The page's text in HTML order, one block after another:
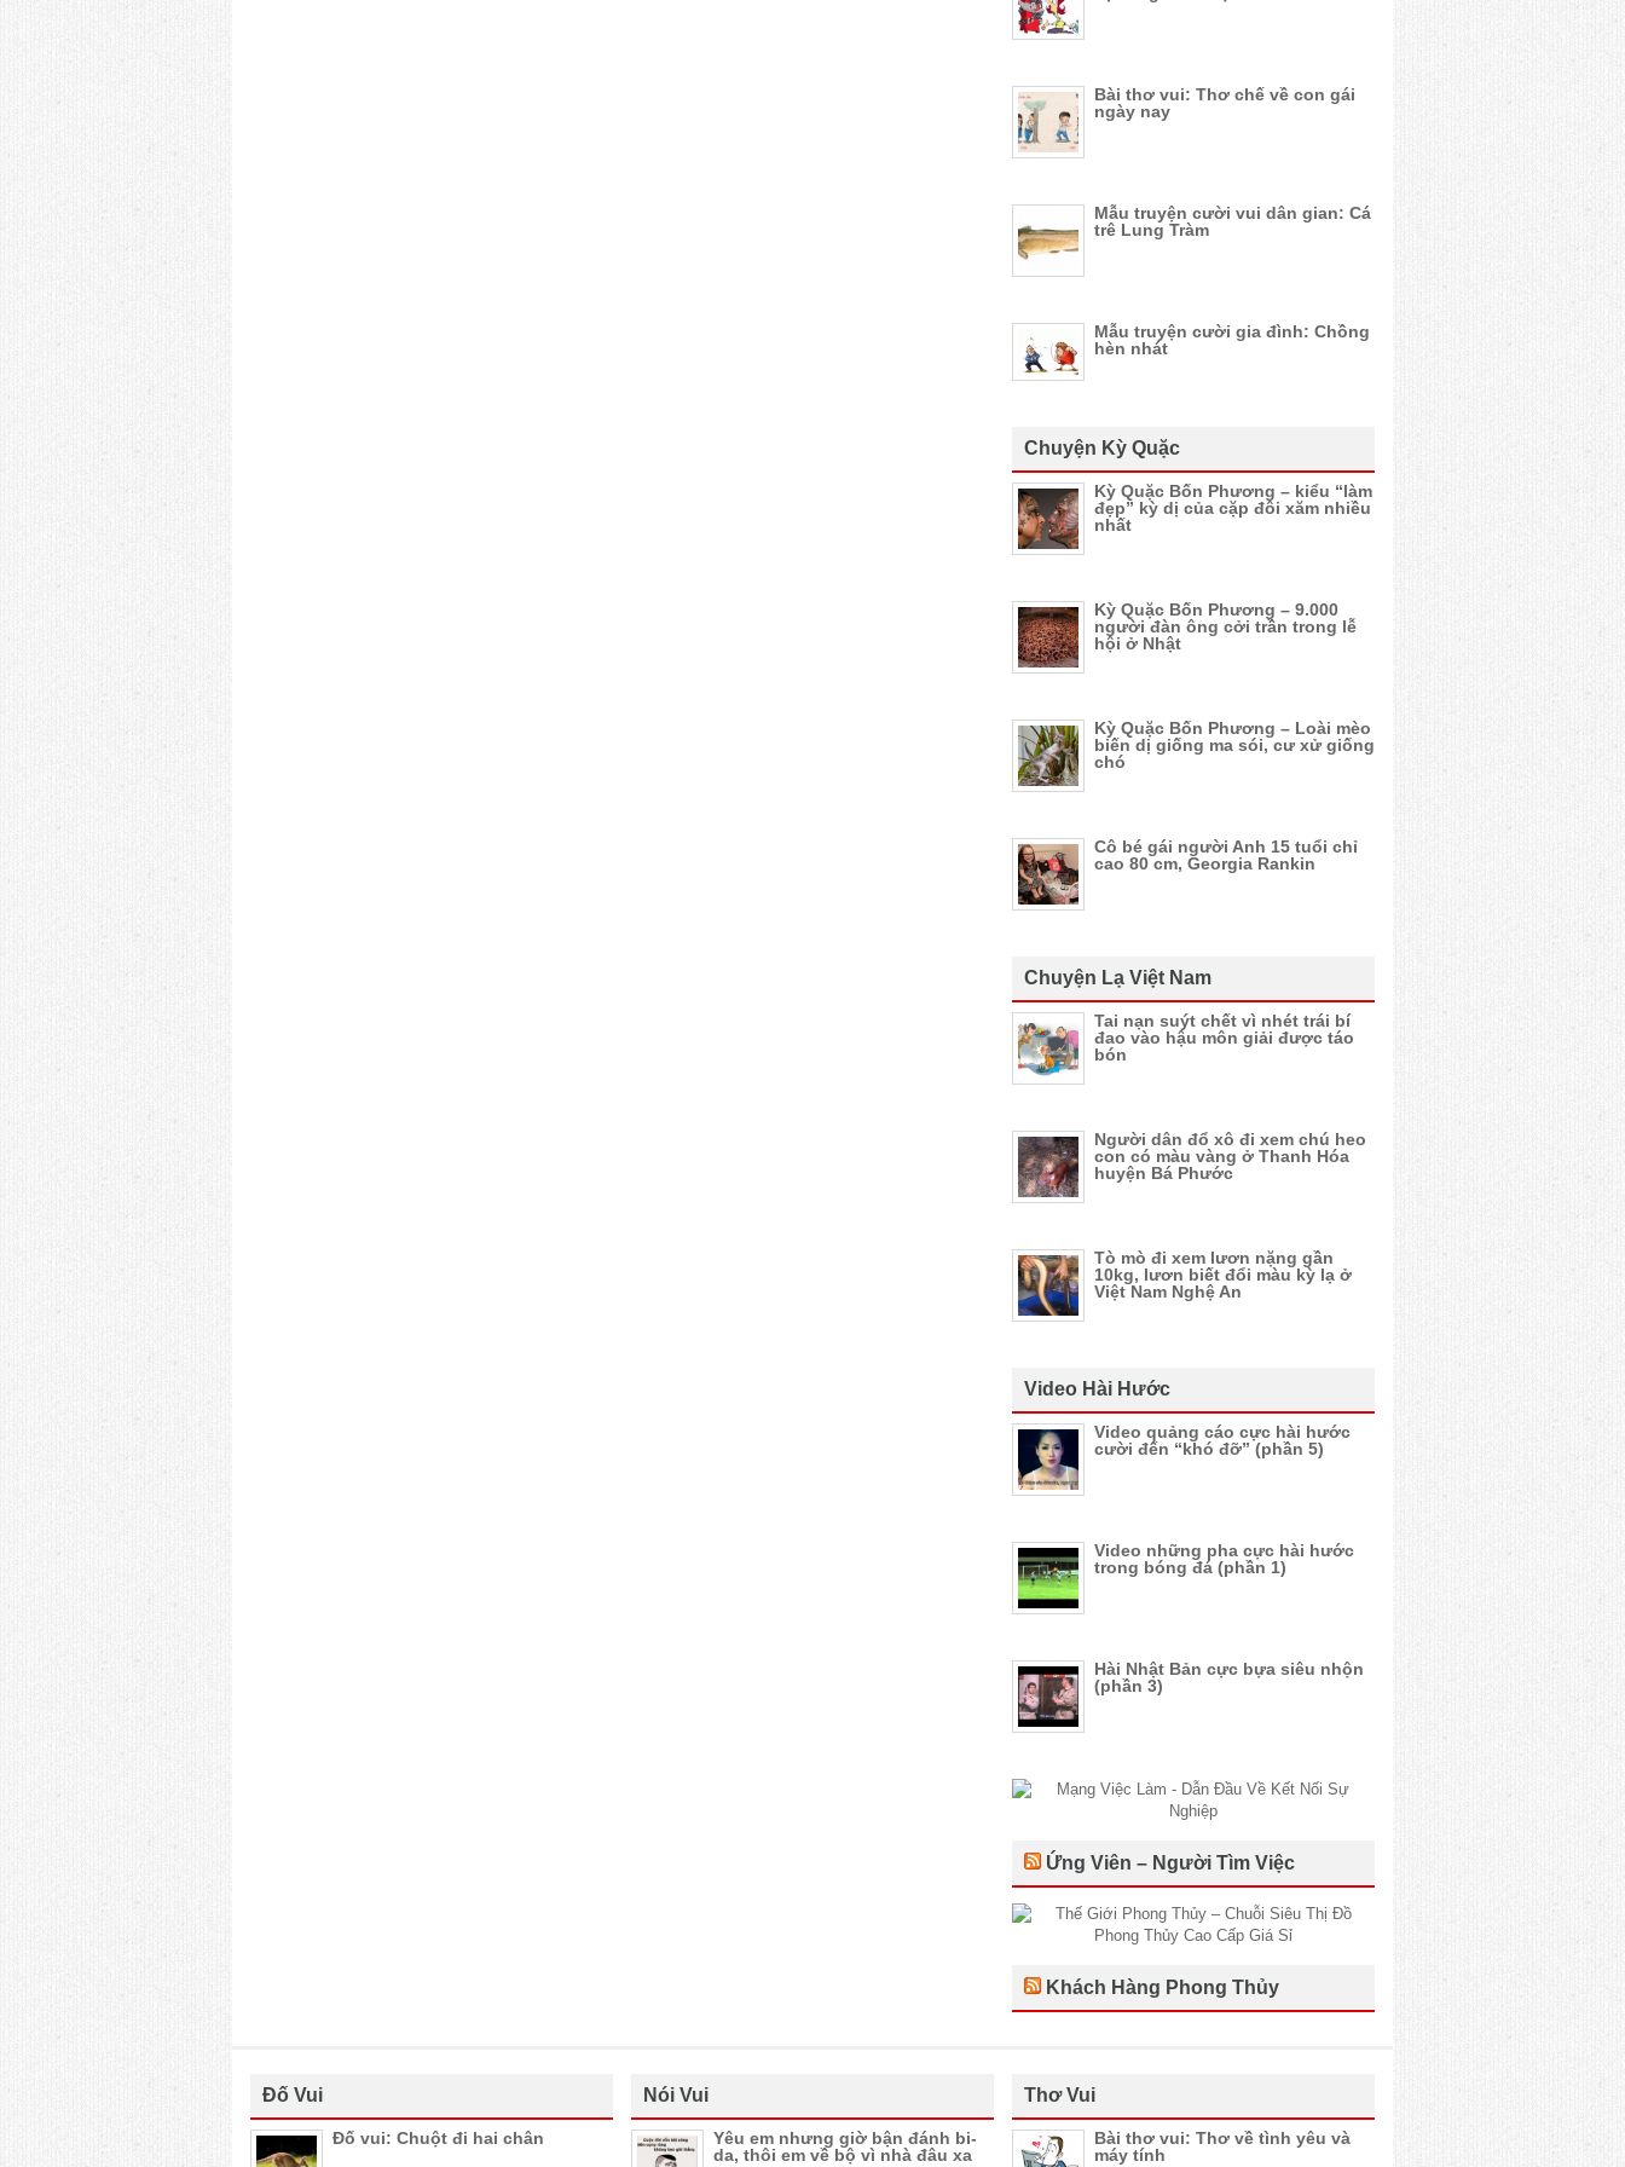
Bài thơ vui: Thơ chế về con gái
ngày nay
Mẫu truyện cười vui dân gian: Cá
trê Lung Tràm
Mẫu truyện cười gia đình: Chồng
hèn nhát
Chuyện Kỳ Quặc
Kỳ Quặc Bốn Phương – kiểu “làm
đẹp” kỳ dị của cặp đôi xăm nhiều
nhất
Kỳ Quặc Bốn Phương – 9.000
người đàn ông cởi trần trong lễ
hội ở Nhật
Kỳ Quặc Bốn Phương – Loài mèo
biến dị giống ma sói, cư xử giống
chó
Cô bé gái người Anh 15 tuổi chỉ
cao 80 cm, Georgia Rankin
Chuyện Lạ Việt Nam
Tai nạn suýt chết vì nhét trái bí
đao vào hậu môn giải được táo
bón
Người dân đổ xô đi xem chú heo
con có màu vàng ở Thanh Hóa
huyện Bá Phước
Tò mò đi xem lươn nặng gần
10kg, lươn biết đổi màu kỳ lạ ở
Việt Nam Nghệ An
Video Hài Hước
Video quảng cáo cực hài hước
cười đến “khó đỡ” (phần 5)
Video những pha cực hài hước
trong bóng đá (phần 1)
Hài Nhật Bản cực bựa siêu nhộn
(phần 3)
Ứng Viên – Người Tìm Việc
Khách Hàng Phong Thủy
Đố Vui
Đố vui: Chuột đi hai chân
Nói Vui
Yêu em nhưng giờ bận đánh bi-
da, thôi em về bộ vì nhà đâu xa
Thơ Vui
Bài thơ vui: Thơ về tình yêu và
máy tính